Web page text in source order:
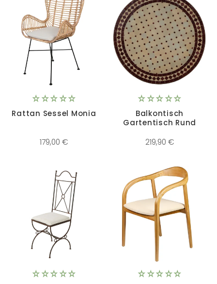
Rattan Sessel Monia
179,00 €
Balkontisch
Gartentisch Rund
219,90 €